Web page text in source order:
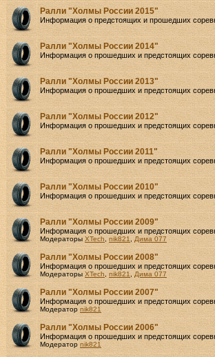
Ралли "Холмы России 2015"
Информация о предстоящих и прошедших
Ралли "Холмы России 2014"
Информация о прошедших и предстоящих
Ралли "Холмы России 2013"
Информация о прошедших и предстоящих
Ралли "Холмы России 2012"
Информация о прошедших и предстоящих
Ралли "Холмы России 2011"
Информация о прошедших и предстоящих
Ралли "Холмы России 2010"
Информация о прошедших и предстоящих
Ралли "Холмы России 2009"
Информация о прошедших и предстоящих
Модераторы XTech nik821 Дима 077
Ралли "Холмы России 2008"
Информация о прошедших и предстоящих
Модераторы XTech nik821 Дима 077
Ралли "Холмы России 2007"
Информация о прошедших и предстоящих
Модератор nik821
Ралли "Холмы России 2006"
Информация о прошедших и предстоящих
Модератор nik821